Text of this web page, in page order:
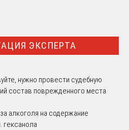
ЭКСПЕРТА
нужно провести судебную
состав поврежденного места
алкоголя на содержание
гексанола